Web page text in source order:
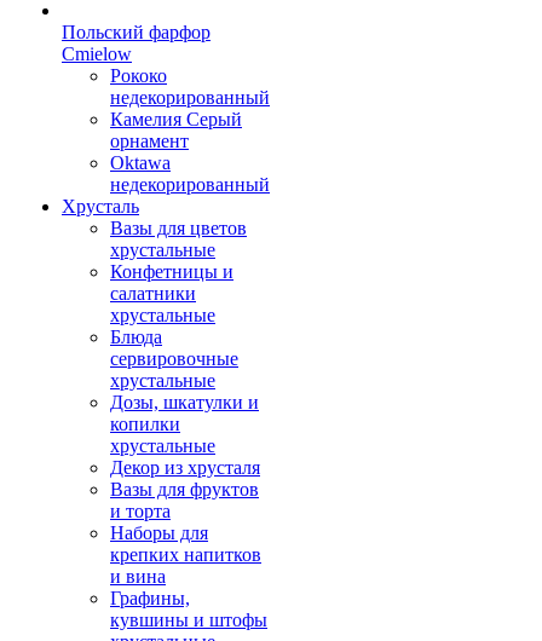
Польский фарфор
Сmielow
Рококо
недекорированный
Камелия Серый
орнамент
Oktawa
недекорированный
Хрусталь
Вазы для цветов
хрустальные
Конфетницы и
салатники
хрустальные
Блюда
сервировочные
хрустальные
Дозы, шкатулки и
копилки
хрустальные
Декор из хрусталя
Вазы для фруктов
и торта
Наборы для
крепких напитков
и вина
Графины,
кувшины и штофы